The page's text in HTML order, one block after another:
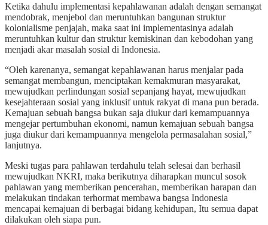
Ketika dahulu implementasi kepahlawanan adalah dengan semangat
mendobrak, menjebol dan meruntuhkan bangunan struktur
kolonialisme penjajah, maka saat ini implementasinya adalah
meruntuhkan kultur dan struktur kemiskinan dan kebodohan yang
menjadi akar masalah sosial di Indonesia.
“Oleh karenanya, semangat kepahlawanan harus menjalar pada
semangat membangun, menciptakan kemakmuran masyarakat,
mewujudkan perlindungan sosial sepanjang hayat, mewujudkan
kesejahteraan sosial yang inklusif untuk rakyat di mana pun berada.
Kemajuan sebuah bangsa bukan saja diukur dari kemampuannya
mengejar pertumbuhan ekonomi, namun kemajuan sebuah bangsa
juga diukur dari kemampuannya mengelola permasalahan sosial,”
lanjutnya.
Meski tugas para pahlawan terdahulu telah selesai dan berhasil
mewujudkan NKRI, maka berikutnya diharapkan muncul sosok
pahlawan yang memberikan pencerahan, memberikan harapan dan
melakukan tindakan terhormat membawa bangsa Indonesia
mencapai kemajuan di berbagai bidang kehidupan, Itu semua dapat
dilakukan oleh siapa pun.